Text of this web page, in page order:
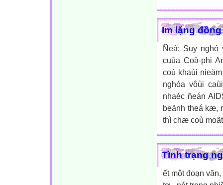
Im lặng
Ñeà: Suy nghó
cuûa Coâ-phi
coù khaùi
nghóa vôùi
nhaéc ñeán
beänh theá kæ,
thì chæ coù
Tình trạng
ết một đoạn